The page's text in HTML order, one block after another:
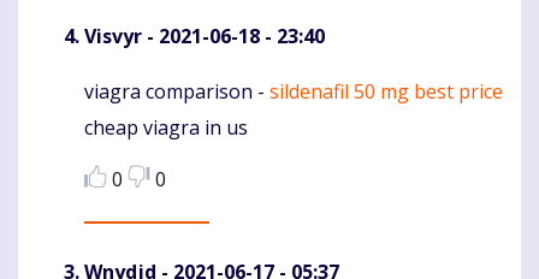
Visvyr - 2021-06-18 - 23:40
Komentaras
viagra comparison - sildenafil 50 mg best price
cheap viagra in us
0
0
Wnydjd - 2021-06-17 - 05:37